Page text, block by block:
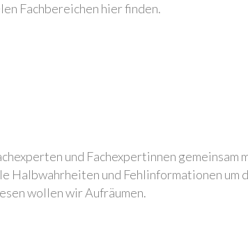
Fachbereichen hier finden.
und Fachexpertinnen gemeinsam
Halbwahrheiten und Fehlinformationen
wollen wir Aufräumen.